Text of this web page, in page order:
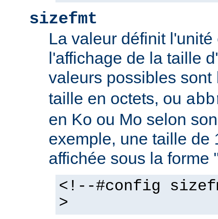
sizefmt
La valeur définit
l'affichage de la taille
valeurs possibles sont
taille en octets, ou
en Ko ou Mo selon
exemple, une taille de
affichée sous la forme
<!--#config
>